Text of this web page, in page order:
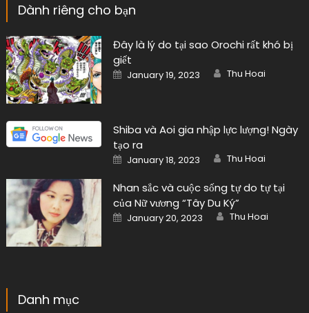
Dành riêng cho bạn
Đây là lý do tại sao Orochi rất khó bị
giết
Posted
on
January 19, 2023 Author
Thu Hoai
Shiba và Aoi gia nhập lực lượng! Ngày
tạo ra
Posted
on
January 18, 2023 Author
Thu Hoai
Nhan sắc và cuộc sống tự do tự tại
của Nữ vương “Tây Du Ký”
Posted
on
January 20, 2023 Author
Thu Hoai
Danh mục